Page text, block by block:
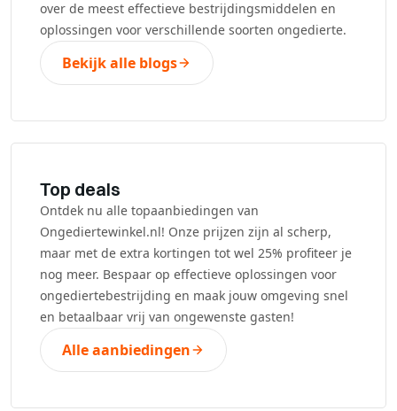
over de meest effectieve bestrijdingsmiddelen en
oplossingen voor verschillende soorten ongedierte.
Bekijk alle blogs
Top deals
Ontdek nu alle topaanbiedingen van
Ongediertewinkel.nl! Onze prijzen zijn al scherp,
maar met de extra kortingen tot wel 25% profiteer je
nog meer. Bespaar op effectieve oplossingen voor
ongediertebestrijding en maak jouw omgeving snel
en betaalbaar vrij van ongewenste gasten!
Alle aanbiedingen